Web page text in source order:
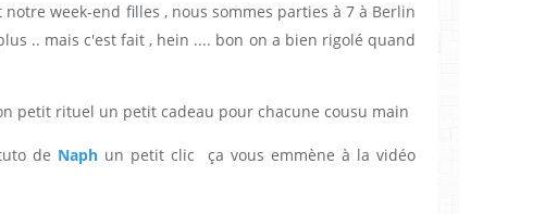
week-end filles , nous sommes parties à 7 à Berlin
.. mais c'est fait , hein .... bon on a bien rigolé quand
petit rituel un petit cadeau pour chacune cousu main
de Naph un petit clic ça vous emmène à la vidéo